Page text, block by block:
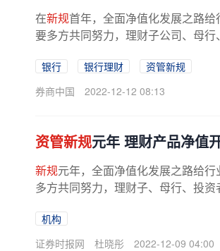
在新规首年，全面净值化发展之路
要多方共同努力，理财子公司、母
银行 银行理财
资管新规
券商中国
2022-12-12 08:13
资管新规元年 理财产品净值
新规元年，全面净值化发展之路给
多方共同努力，理财子、母行、投
机构
证券时报网
杜晓彤 2022-12-09 04:00